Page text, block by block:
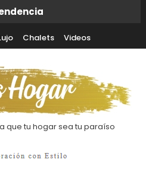
Chalets Videos
que tu hogar sea tu paraíso